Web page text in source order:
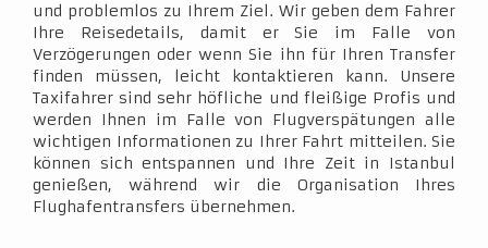
und problemlos zu Ihrem Ziel. Wir geben dem Fahrer
Ihre Reisedetails, damit er Sie im Falle von
Verzögerungen oder wenn Sie ihn für Ihren Transfer
finden müssen, leicht kontaktieren kann. Unsere
Taxifahrer sind sehr höfliche und fleißige Profis und
werden Ihnen im Falle von Flugverspätungen alle
wichtigen Informationen zu Ihrer Fahrt mitteilen. Sie
können sich entspannen und Ihre Zeit in Istanbul
genießen, während wir die Organisation Ihres
Flughafentransfers übernehmen.